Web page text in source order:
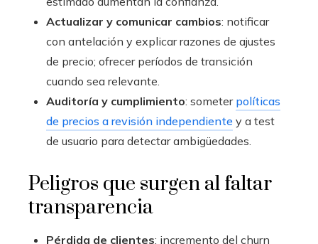
Actualizar y comunicar cambios: notificar
con antelación y explicar razones de ajustes
de precio; ofrecer períodos de transición
cuando sea relevante.
Auditoría y cumplimiento: someter políticas
de precios a revisión independiente y a test
de usuario para detectar ambigüedades.
Peligros que surgen al faltar
transparencia
Pérdida de clientes: incremento del churn